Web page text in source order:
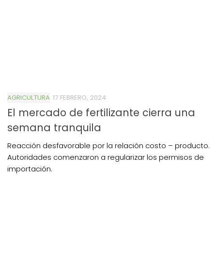
AGRICULTURA 17 FEBRERO, 2024
El mercado de fertilizante cierra una
semana tranquila
Reacción desfavorable por la relación costo – producto.
Autoridades comenzaron a regularizar los permisos de
importación.